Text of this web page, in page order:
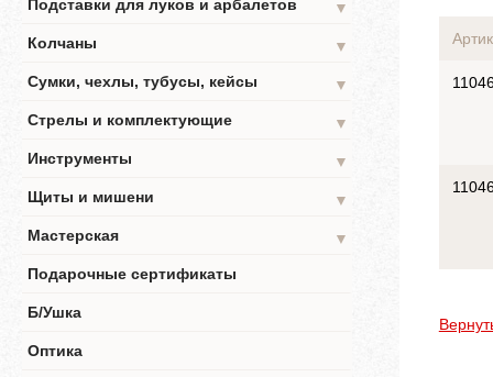
Подставки для луков и арбалетов
▼
Колчаны
▼
Сумки, чехлы, тубусы, кейсы
▼
Стрелы и комплектующие
▼
Инструменты
▼
Щиты и мишени
▼
Мастерская
▼
Подарочные сертификаты
Б/Ушка
Оптика